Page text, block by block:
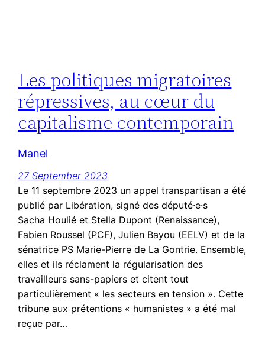
Les politiques migratoires
répressives, au cœur du
capitalisme contemporain
Manel
27 September 2023
Le 11 septembre 2023 un appel transpartisan a été
publié par Libération, signé des député·e·s
Sacha Houlié et Stella Dupont (Renaissance),
Fabien Roussel (PCF), Julien Bayou (EELV) et de la
sénatrice PS Marie-Pierre de La Gontrie. Ensemble,
elles et ils réclament la régularisation des
travailleurs sans-papiers et citent tout
particulièrement « les secteurs en tension ». Cette
tribune aux prétentions « humanistes » a été mal
reçue par…